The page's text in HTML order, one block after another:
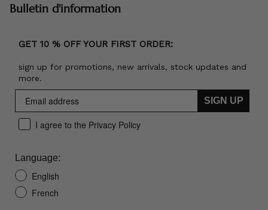
Bulletin d'information
GET 10 % OFF YOUR FIRST ORDER:
sign up for promotions, new arrivals, stock updates and
more.
SIGN UP
I agree to the Privacy Policy
Language:
English
French